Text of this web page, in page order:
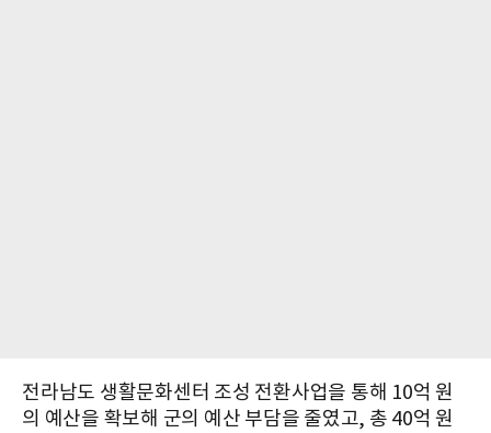
전라남도 생활문화센터 조성 전환사업을 통해 10억 원
의 예산을 확보해 군의 예산 부담을 줄였고, 총 40억 원